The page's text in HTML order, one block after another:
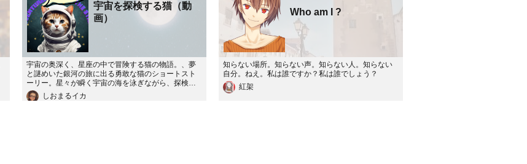
宇宙を探検する猫（動
画）
宇宙の奥深く、星座の中で冒険する猫の物語。、夢
と謎めいた銀河の旅に出る勇敢な猫のショートスト
ーリー。星々が瞬く宇宙の海を泳ぎながら、探検家
の猫、ハルは未知の世界に足を踏み入れます。宇宙
の秘密を解き明かし、夜空の中で煌めく新しい星座
しおまるイカ
Who am I ?
知らない場所。知らない声。知らない人。知らない
自分。ねえ。私は誰ですか？私は誰でしょう？
紅架